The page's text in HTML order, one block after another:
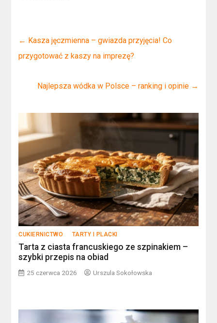
← Kasza jęczmienna – gwiazda przyjęcia! Co
przygotować z kaszy na imprezę?
Najlepsza wódka w Polsce – ranking i opinie →
CUKIERNICTWO TARTY I PLACKI
Tarta z ciasta francuskiego ze szpinakiem –
szybki przepis na obiad
25 czerwca 2026 Urszula Sokołowska